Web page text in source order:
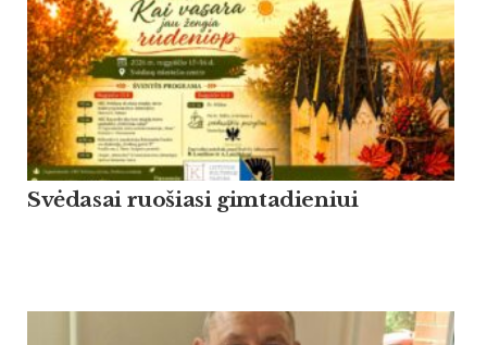
Svėdasai ruošiasi gimtadieniui